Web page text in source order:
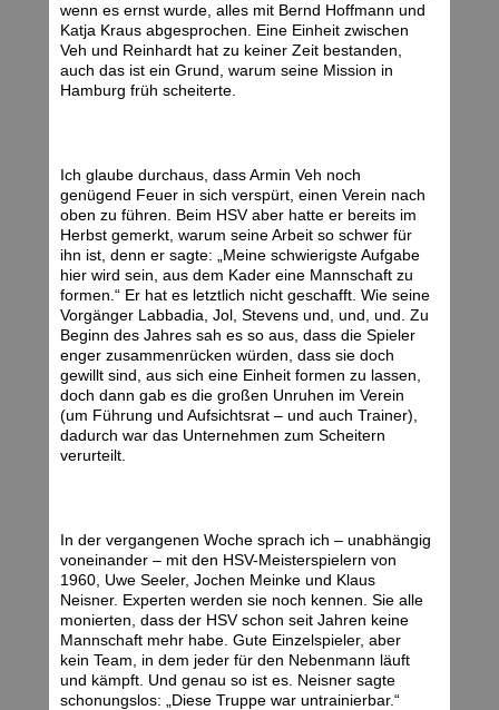
wenn es ernst wurde, alles mit Bernd Hoffmann und
Katja Kraus abgesprochen. Eine Einheit zwischen
Veh und Reinhardt hat zu keiner Zeit bestanden,
auch das ist ein Grund, warum seine Mission in
Hamburg früh scheiterte.
Ich glaube durchaus, dass Armin Veh noch
genügend Feuer in sich verspürt, einen Verein nach
oben zu führen. Beim HSV aber hatte er bereits im
Herbst gemerkt, warum seine Arbeit so schwer für
ihn ist, denn er sagte: „Meine schwierigste Aufgabe
hier wird sein, aus dem Kader eine Mannschaft zu
formen.“ Er hat es letztlich nicht geschafft. Wie seine
Vorgänger Labbadia, Jol, Stevens und, und, und. Zu
Beginn des Jahres sah es so aus, dass die Spieler
enger zusammenrücken würden, dass sie doch
gewillt sind, aus sich eine Einheit formen zu lassen,
doch dann gab es die großen Unruhen im Verein
(um Führung und Aufsichtsrat – und auch Trainer),
dadurch war das Unternehmen zum Scheitern
verurteilt.
In der vergangenen Woche sprach ich – unabhängig
voneinander – mit den HSV-Meisterspielern von
1960, Uwe Seeler, Jochen Meinke und Klaus
Neisner. Experten werden sie noch kennen. Sie alle
monierten, dass der HSV schon seit Jahren keine
Mannschaft mehr habe. Gute Einzelspieler, aber
kein Team, in dem jeder für den Nebenmann läuft
und kämpft. Und genau so ist es. Neisner sagte
schonungslos: „Diese Truppe war untrainierbar.“